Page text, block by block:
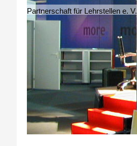
Partnerschaft für Lehrstellen e. V.